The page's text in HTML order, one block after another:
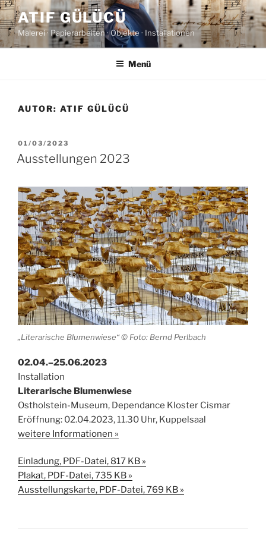
Zum
Inhalt
springen
ATIF GÜLÜCÜ
Malerei · Papierarbeiten · Objekte · Installationen
Menü
AUTOR: ATIF GÜLÜCÜ
VERÖFFENTLICHT
AM
01/03/2023
Ausstellungen 2023
„Literarische Blumenwiese“ © Foto: Bernd Perlbach
02.04.–25.06.2023
Installation
Literarische Blumenwiese
Ostholstein-Museum, Dependance Kloster Cismar
Eröffnung: 02.04.2023, 11.30 Uhr, Kuppelsaal
weitere Informationen »
Einladung, PDF-Datei, 817 KB »
Plakat, PDF-Datei, 735 KB »
Ausstellungskarte, PDF-Datei, 769 KB »